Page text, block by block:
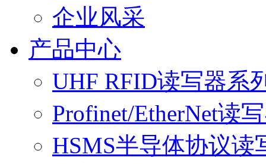
企业风采
产品中心
UHF RFID读写器系
Profinet/EtherNet读
HSMS半导体协议读